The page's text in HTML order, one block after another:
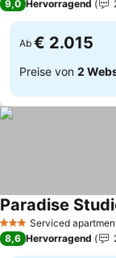
9,0 Hervorragend
Ab € 2.015
Preise von 2
3 SterneServiced
Paradise
8,6 Hervorragend